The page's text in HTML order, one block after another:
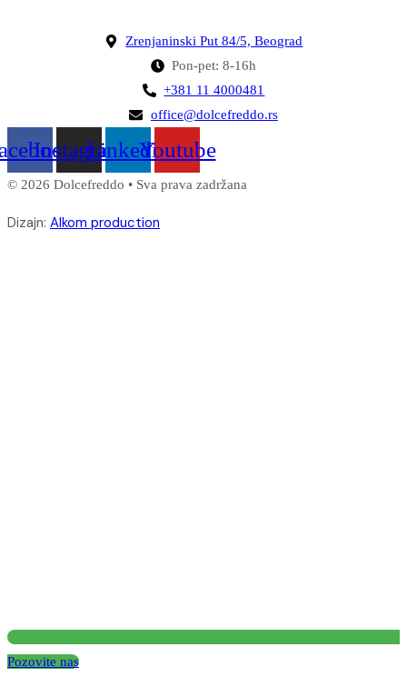
Zrenjaninski Put 84/5, Beograd
Pon-pet: 8-16h
+381 11 4000481
office@dolcefreddo.rs
InstagramLinkedinYoutube
© 2026 Dolcefreddo • Sva prava zadržana
Dizajn: Alkom production
Pozovite nas